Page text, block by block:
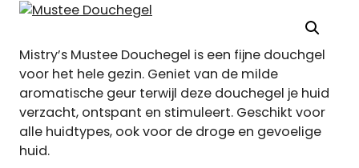
Mistry’s Mustee Douchegel is een fijne douchgel
voor het hele gezin. Geniet van de milde
aromatische geur terwijl deze douchegel je huid
verzacht, ontspant en stimuleert. Geschikt voor
alle huidtypes, ook voor de droge en gevoelige
huid.